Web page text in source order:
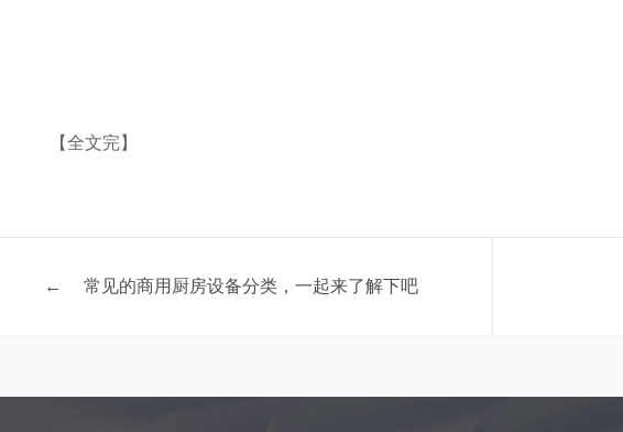
【全文完】
← 常见的商用厨房设备分类，一起来了解下吧